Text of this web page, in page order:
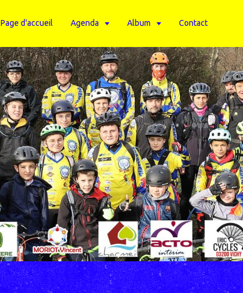
Page d'accueil Agenda Album Contact